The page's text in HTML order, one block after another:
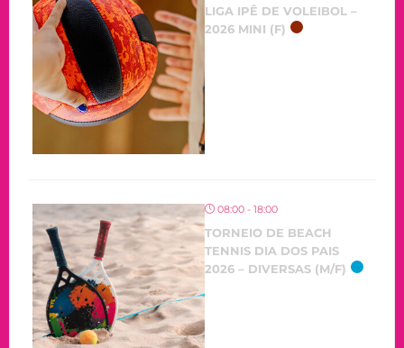
LIGA IPÊ DE VOLEIBOL –
2026 MINI (F)
08:00 - 18:00
TORNEIO DE BEACH
TENNIS DIA DOS PAIS
2026 – DIVERSAS (M/F)